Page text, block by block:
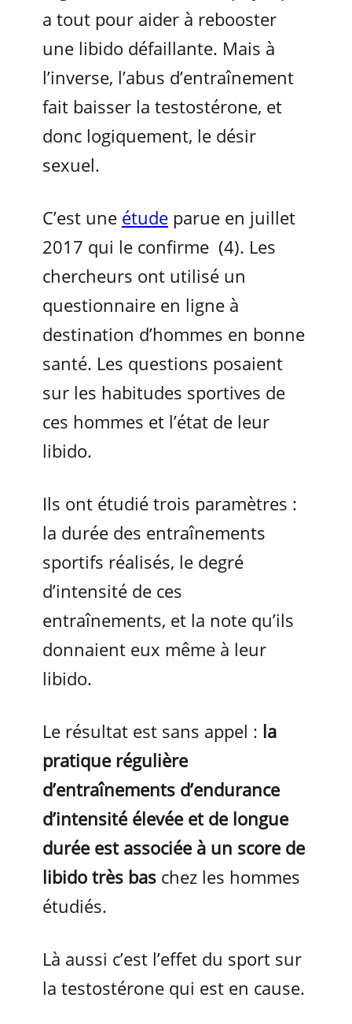
a tout pour aider à rebooster
une libido défaillante. Mais à
l’inverse, l’abus d’entraînement
fait baisser la testostérone, et
donc logiquement, le désir
sexuel.
C’est une étude parue en juillet
2017 qui le confirme (4). Les
chercheurs ont utilisé un
questionnaire en ligne à
destination d’hommes en bonne
santé. Les questions posaient
sur les habitudes sportives de
ces hommes et l’état de leur
libido.
Ils ont étudié trois paramètres :
la durée des entraînements
sportifs réalisés, le degré
d’intensité de ces
entraînements, et la note qu’ils
donnaient eux même à leur
libido.
Le résultat est sans appel : la
pratique régulière
d’entraînements d’endurance
d’intensité élevée et de longue
durée est associée à un score de
libido très bas chez les hommes
étudiés.
Là aussi c’est l’effet du sport sur
la testostérone qui est en cause.